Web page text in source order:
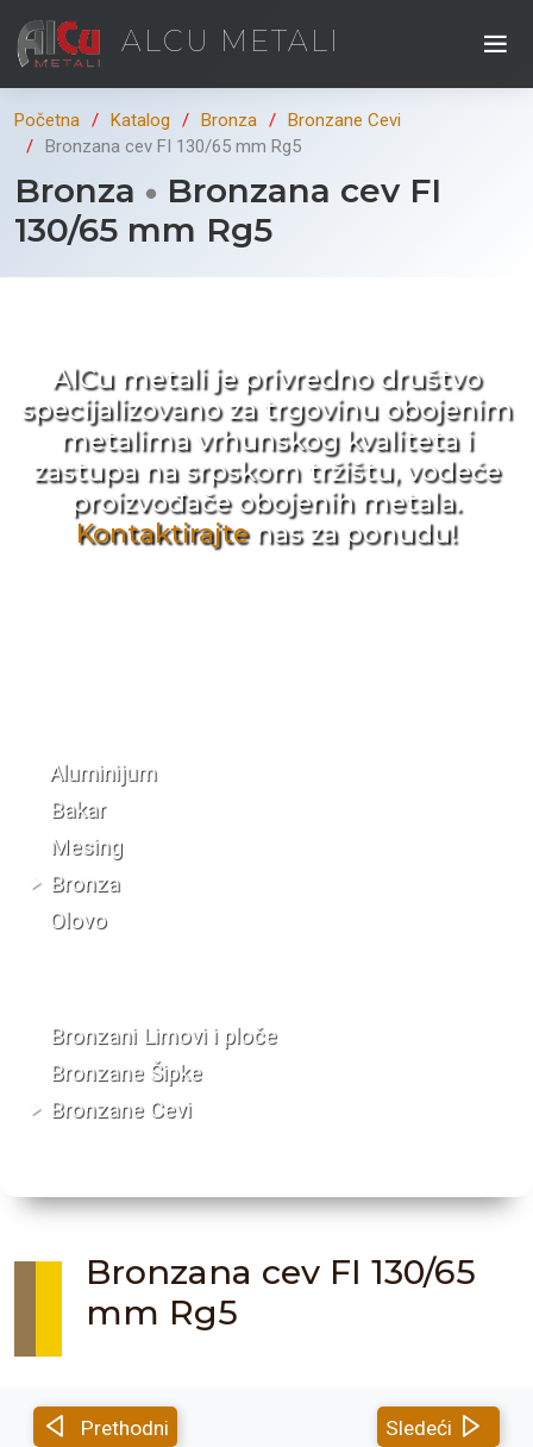
ALCU METALI
Početna Katalog Bronza
Bronzane Cevi
Bronzana cev FI 130/65 mm Rg5
Bronza
Bronzana cev FI
130/65 mm Rg5
AlCu metali je privredno društvo
specijalizovano za trgovinu obojenim
metalima vrhunskog kvaliteta i
zastupa na srpskom tržištu, vodeće
proizvođače obojenih metala.
Kontaktirajtenas za ponudu!
Aluminijum
Bakar
Mesing
Bronza
Olovo
Bronzani Limovi i ploče
Bronzane Šipke
Bronzane Cevi
Bronzana cev FI 130/65
mm Rg5
Prethodni Sledeći